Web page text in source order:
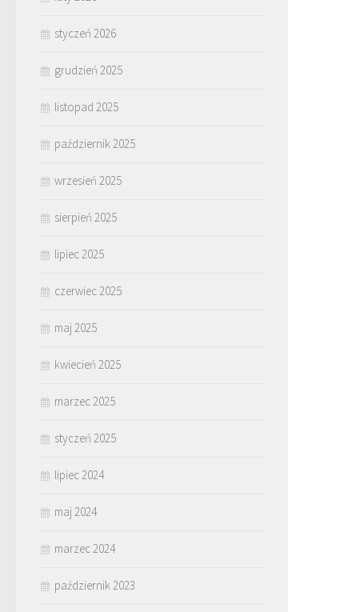
styczeń 2026
grudzień 2025
listopad 2025
październik 2025
wrzesień 2025
sierpień 2025
lipiec 2025
czerwiec 2025
maj 2025
kwiecień 2025
marzec 2025
styczeń 2025
lipiec 2024
maj 2024
marzec 2024
październik 2023